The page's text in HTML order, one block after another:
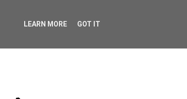
LEARN MORE GOT IT